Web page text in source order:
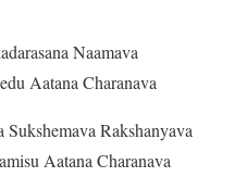
Naamava
Aatana Charanava
Sukshemava Rakshanyava
Aatana Charanava